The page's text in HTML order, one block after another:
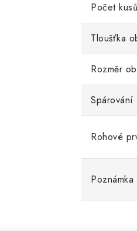
Počet
Tloušťka
Rozměr
Spárování
Rohové
Poznámka